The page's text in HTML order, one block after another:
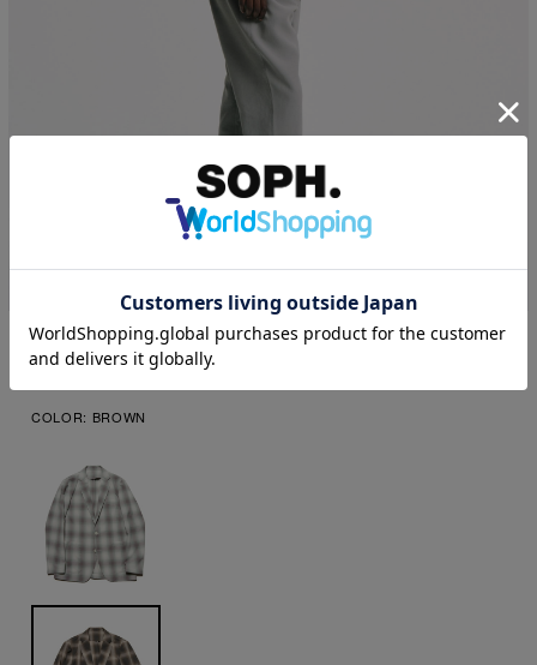
SOPHNET.
HIGH-TWIST OMBRE CHECK JACKET
COLOR: BROWN